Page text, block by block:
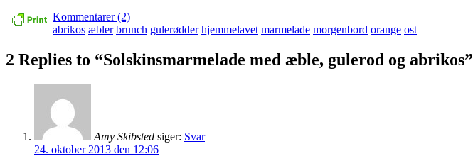
Kommentarer (2)
abrikos æbler brunch gulerødder hjemmelavet marmelade morgenbord orange ost
2 Replies to “Solskinsmarmelade med æble, gulerod og abrikos”
Amy Skibsted siger: Svar
24. oktober 2013 den 12:06